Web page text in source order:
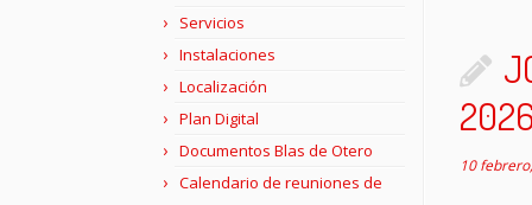
Servicios
Instalaciones
Localización
Plan Digital
Documentos Blas de Otero
Calendario de reuniones de
10